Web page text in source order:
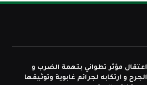
اعتقال مؤثر تطواني بتهمة الضرب و
الجرح و ارتكابه لجرائم غابوية وتوثيقها